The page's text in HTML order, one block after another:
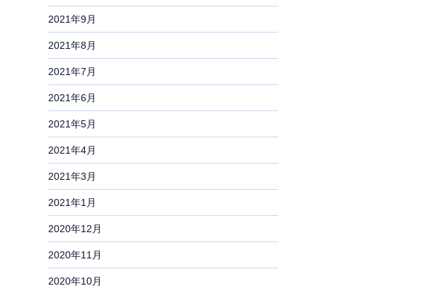
2021年9月
2021年8月
2021年7月
2021年6月
2021年5月
2021年4月
2021年3月
2021年1月
2020年12月
2020年11月
2020年10月